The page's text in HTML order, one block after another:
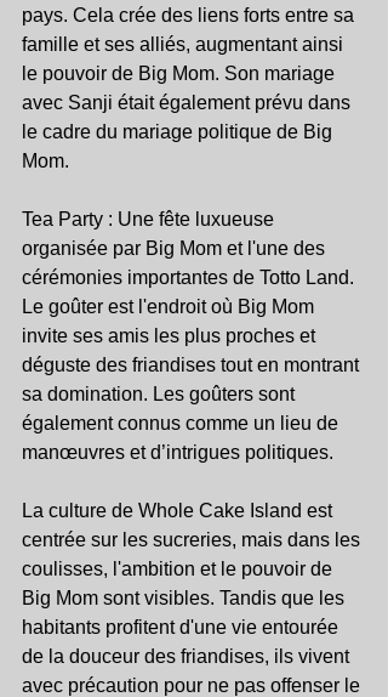
pays. Cela crée des liens forts entre sa
famille et ses alliés, augmentant ainsi
le pouvoir de Big Mom. Son mariage
avec Sanji était également prévu dans
le cadre du mariage politique de Big
Mom.
Tea Party : Une fête luxueuse
organisée par Big Mom et l'une des
cérémonies importantes de Totto Land.
Le goûter est l'endroit où Big Mom
invite ses amis les plus proches et
déguste des friandises tout en montrant
sa domination. Les goûters sont
également connus comme un lieu de
manœuvres et d’intrigues politiques.
La culture de Whole Cake Island est
centrée sur les sucreries, mais dans les
coulisses, l'ambition et le pouvoir de
Big Mom sont visibles. Tandis que les
habitants profitent d'une vie entourée
de la douceur des friandises, ils vivent
avec précaution pour ne pas offenser le